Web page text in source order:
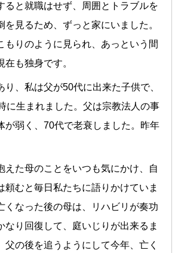
ると就職はせず、周囲とトラブルを
を見るため、ずっと家にいました。
もりのように見られ、あっという間
も独身です。
り、私は父が50代に出来た子供で、
に生まれました。父は宗教法人の事
が弱く、70代で老衰しました。昨年
えた母のことをいつも気にかけ、自
頼むと毎日私たちに語りかけていま
くなった後の母は、リハビリが奏功
なり回復して、庭いじりが出来るま
父の後を追うようにして今年、亡く